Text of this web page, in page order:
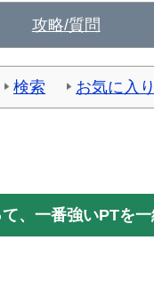
攻略/質問
検索 お気に入
、一番強いPTを一